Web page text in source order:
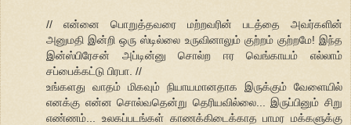
// என்னை பொறுத்தவரை மற்றவரின் படத்தை அவர்களின்
அனுமதி இன்றி ஒரு ஸ்டில்லை உருவினாலும் குற்றம் குற்றமே! இந்த
இன்ஸ்பிரேசன் அப்டின்னு சொல்ற ஈர வெங்காயம் எல்லாம்
சப்பைக்கட்டு பிரபா. //
உங்களது வாதம் மிகவும் நியாயமானதாக இருக்கும் வேளையில்
எனக்கு என்ன சொல்வதென்று தெரியவில்லை... இருப்பினும் சிறு
எண்ணம்... உலகப்படங்கள் காணக்கிடைக்காத பாமர மக்களுக்கு